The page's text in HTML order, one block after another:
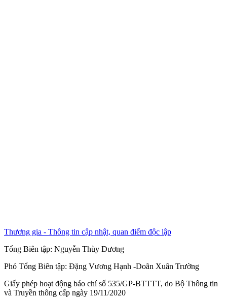
Thương gia - Thông tin cập nhật, quan điểm độc lập
Tổng Biên tập: Nguyễn Thùy Dương
Phó Tổng Biên tập: Đặng Vương Hạnh -Doãn Xuân Trường
Giấy phép hoạt động báo chí số 535/GP-BTTTT, do Bộ Thông tin
và Truyền thông cấp ngày 19/11/2020